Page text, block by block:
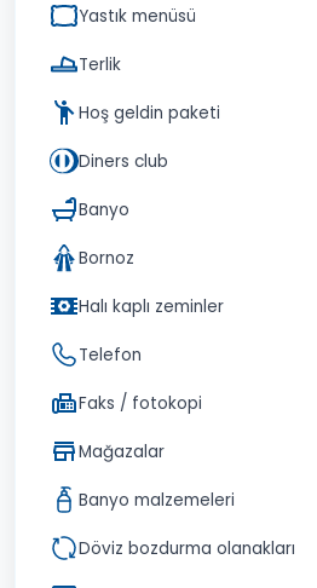
Yastık menüsü
Terlik
Hoş geldin paketi
Diners club
Banyo
Bornoz
Halı kaplı zeminler
Telefon
Faks / fotokopi
Mağazalar
Banyo malzemeleri
Döviz bozdurma olanakları